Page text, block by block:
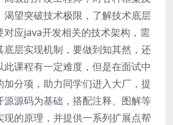
渴望突破技术极限，了解技术底层
对应java开发相关的技术架构，需
底层实现机制，要做到知其然，还
课程有一定难度，但是在面试中
分项，助力同学们进入大厂，提
源源码为基础，搭配注释、图解等
现的原理，并提供一系列扩展点帮